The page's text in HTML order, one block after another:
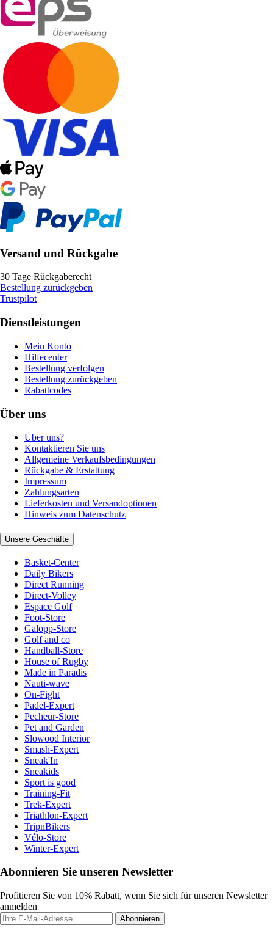
Versand und Rückgabe
30 Tage Rückgaberecht
Bestellung zurückgeben
Trustpilot
Dienstleistungen
Mein Konto
Hilfecenter
Bestellung verfolgen
Bestellung zurückgeben
Rabattcodes
Über uns
Über uns?
Kontaktieren Sie uns
Allgemeine Verkaufsbedingungen
Rückgabe & Erstattung
Impressum
Zahlungsarten
Lieferkosten und Versandoptionen
Hinweis zum Datenschutz
Unsere Geschäfte
Basket-Center
Daily Bikers
Direct Running
Direct-Volley
Espace Golf
Foot-Store
Galopp-Store
Golf and co
Handball-Store
House of Rugby
Made in Paradis
Nauti-wave
On-Fight
Padel-Expert
Pecheur-Store
Pet and Garden
Slowood Interior
Smash-Expert
Sneak'In
Sneakids
Sport is good
Training-Fit
Trek-Expert
Triathlon-Expert
TripnBikers
Vélo-Store
Winter-Expert
Abonnieren Sie unseren Newsletter
Profitieren Sie von 10% Rabatt, wenn Sie sich für unseren Newsletter
anmelden
Abonnieren